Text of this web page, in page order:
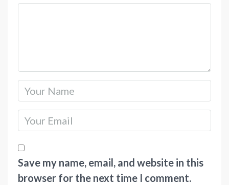
Save my name, email, and website in this
browser for the next time I comment.